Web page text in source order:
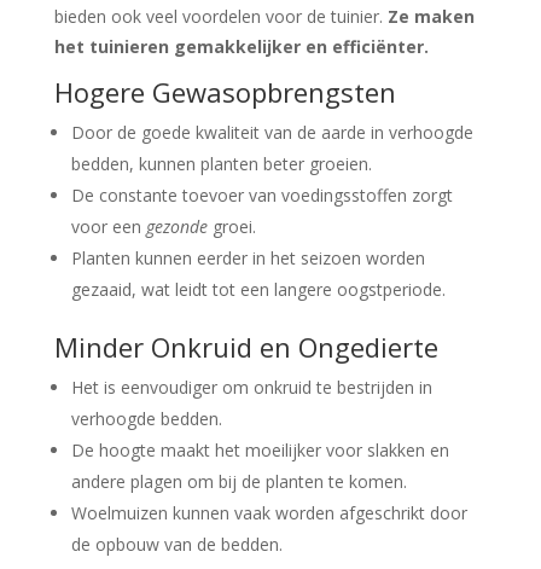
bieden ook veel voordelen voor de tuinier. Ze maken
het tuinieren gemakkelijker en efficiënter.
Hogere Gewasopbrengsten
Door de goede kwaliteit van de aarde in verhoogde
bedden, kunnen planten beter groeien.
De constante toevoer van voedingsstoffen zorgt
voor een gezondegroei.
Planten kunnen eerder in het seizoen worden
gezaaid, wat leidt tot een langere oogstperiode.
Minder Onkruid en Ongedierte
Het is eenvoudiger om onkruid te bestrijden in
verhoogde bedden.
De hoogte maakt het moeilijker voor slakken en
andere plagen om bij de planten te komen.
Woelmuizen kunnen vaak worden afgeschrikt door
de opbouw van de bedden.